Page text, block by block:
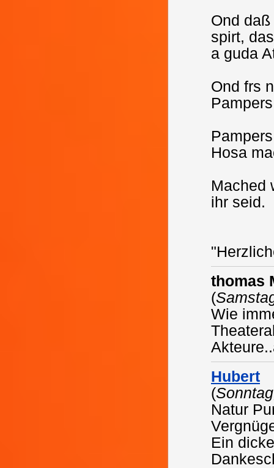
Ond
spirt,
a guda
Ond frs
Hosa
Mached
ihr seid.
thomas
(
Wie
Hubert
(
Natur
Ein